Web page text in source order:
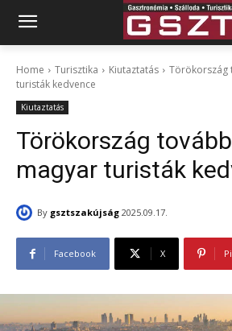
Home Turisztika Kiutaztatás
Törökország
turisták kedvence
Kiutaztatás
Törökország
magyar turisták
By gsztszakújság 2025.09.17.
Facebook X